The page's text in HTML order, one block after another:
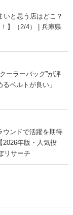
と思う店はどこ？
】（2/4） | 兵庫県
ーラーバッグ”が評
ベルトが良い」
ウンドで活躍を期待
2026年版・人気投
リサーチ